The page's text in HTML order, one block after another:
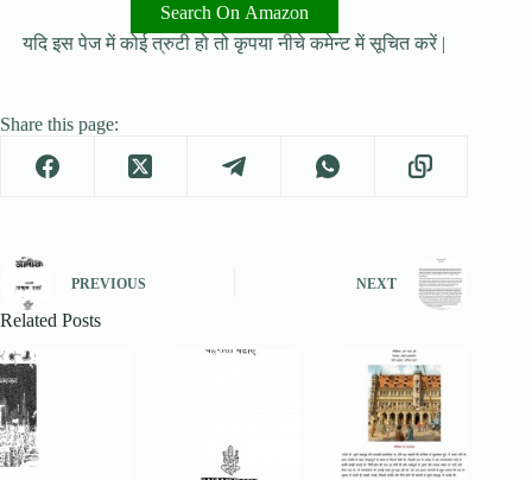
Search On Amazon
यदि इस पेज में कोई त्रुटी हो तो कृपया नीचे कमेन्ट में सूचित करें |
Share this page:
PREVIOUS NEXT
Related Posts